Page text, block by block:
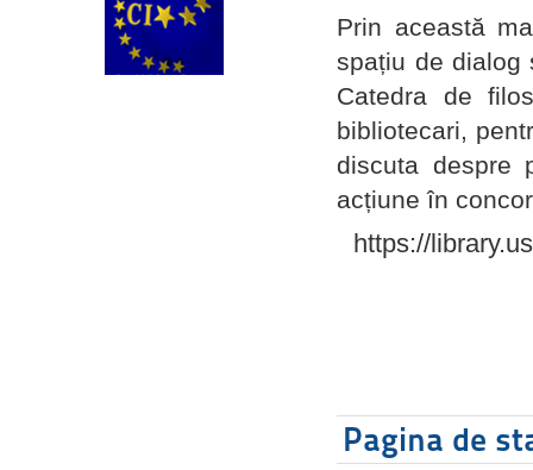
Prin această
spațiu de dialog
Catedra de
bibliotecari,
discuta despre
acțiune în
https://
Pagina de